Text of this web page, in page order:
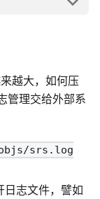
越大，如何压
管理交给外部系
srs.log
日志文件，譬如